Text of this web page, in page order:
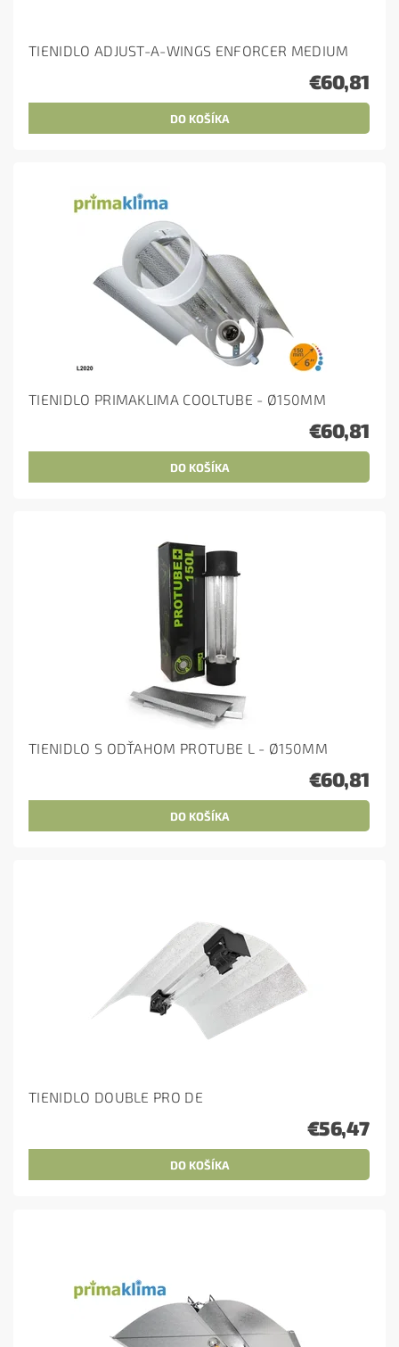
TIENIDLO ADJUST-A-WINGS ENFORCER MEDIUM
€60,81
TIENIDLO PRIMAKLIMA COOLTUBE - Ø150MM
€60,81
TIENIDLO S ODŤAHOM PROTUBE L - Ø150MM
€60,81
TIENIDLO DOUBLE PRO DE
€56,47